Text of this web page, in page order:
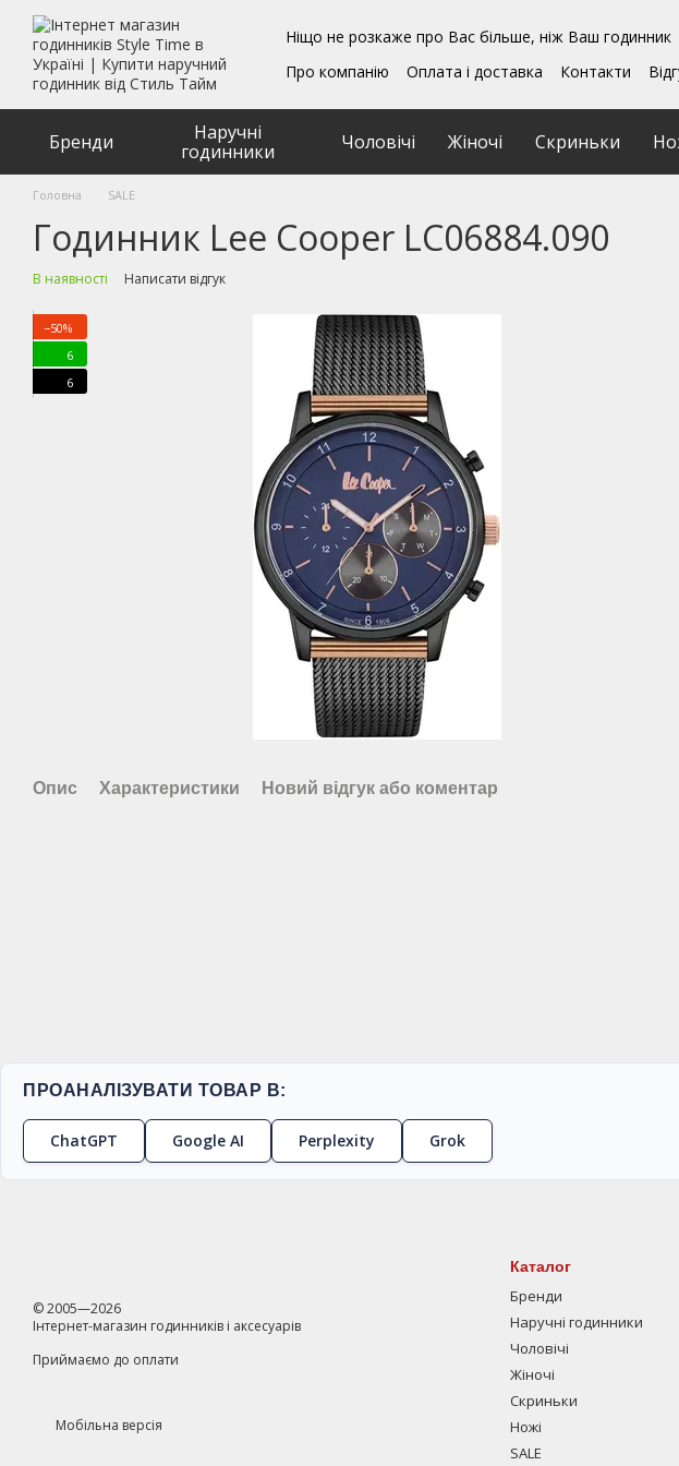
Перейти до основного контенту
Ніщо не розкаже про Вас більше, ніж Ваш годинник
Про компанію
Оплата і доставка Контакти
Угода користувача
Бренди
Наручні
годинники
Чоловічі Жіночі Скриньки
Головна SALE
Годинник Lee Cooper LC06884.090
В наявності Написати відгук
−50%
6
6
Опис Характеристики Новий відгук або коментар
ПРОАНАЛІЗУВАТИ ТОВАР В:
ChatGPT Google AI Perplexity Grok
© 2005—2026
Інтернет-магазин годинників і аксесуарів
Приймаємо до оплати
Мобільна версія
Каталог
Бренди
Наручні годинники
Чоловічі
Жіночі
Скриньки
Ножі
SALE